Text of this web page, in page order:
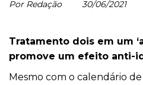
Por Redação 30/06/2021
Tratamento dois em um
promove um efeito anti-
Mesmo com o calendário